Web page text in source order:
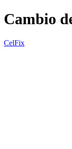
Cambio
CelFix